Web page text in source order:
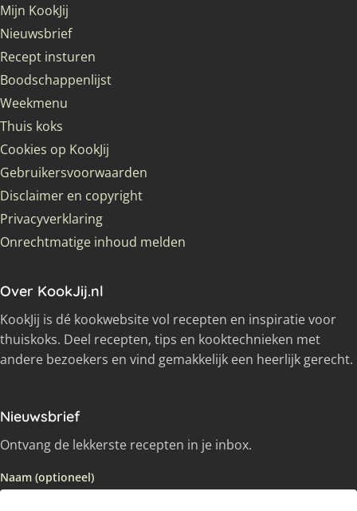
Mijn KookJij
Nieuwsbrief
Recept insturen
Boodschappenlijst
Weekmenu
Thuis koks
Cookies op KookJij
Gebruikersvoorwaarden
Disclaimer en copyright
Privacyverklaring
Onrechtmatige inhoud melden
Over KookJij.nl
KookJij is dé kookwebsite vol recepten en inspiratie voor
thuiskoks. Deel recepten, tips en kooktechnieken met
andere bezoekers en vind gemakkelijk een heerlijk gerecht.
Nieuwsbrief
Ontvang de lekkerste recepten in je inbox.
Naam (optioneel)